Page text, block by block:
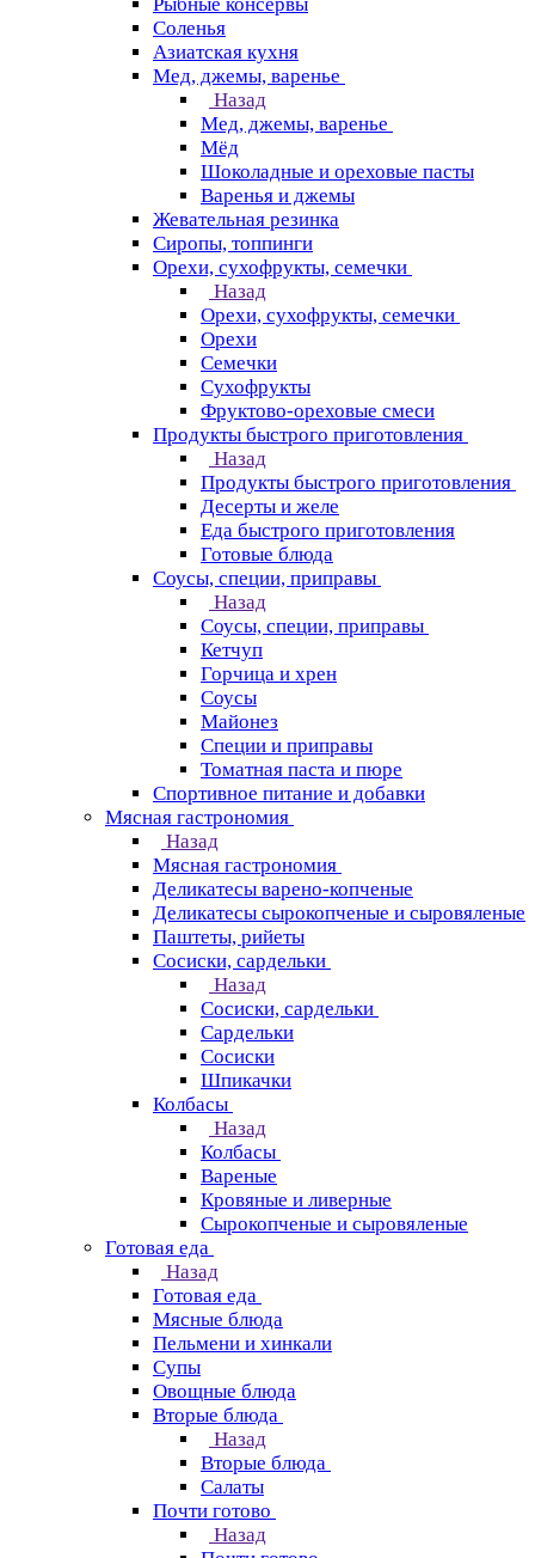
Соленья
Азиатская кухня
Мед, джемы, варенье
Назад
Мед, джемы, варенье
Мёд
Шоколадные и ореховые пасты
Варенья и джемы
Жевательная резинка
Сиропы, топпинги
Орехи, сухофрукты, семечки
Назад
Орехи, сухофрукты, семечки
Орехи
Семечки
Сухофрукты
Фруктово-ореховые смеси
Продукты быстрого приготовления
Назад
Продукты быстрого приготовления
Десерты и желе
Еда быстрого приготовления
Готовые блюда
Соусы, специи, приправы
Назад
Соусы, специи, приправы
Кетчуп
Горчица и хрен
Соусы
Майонез
Специи и приправы
Томатная паста и пюре
Спортивное питание и добавки
Мясная гастрономия
Назад
Мясная гастрономия
Деликатесы варено-копченые
Деликатесы сырокопченые и сыровяленые
Паштеты, рийеты
Сосиски, сардельки
Назад
Сосиски, сардельки
Сардельки
Сосиски
Шпикачки
Колбасы
Назад
Колбасы
Вареные
Кровяные и ливерные
Сырокопченые и сыровяленые
Готовая еда
Назад
Готовая еда
Мясные блюда
Пельмени и хинкали
Супы
Овощные блюда
Вторые блюда
Назад
Вторые блюда
Салаты
Почти готово
Назад